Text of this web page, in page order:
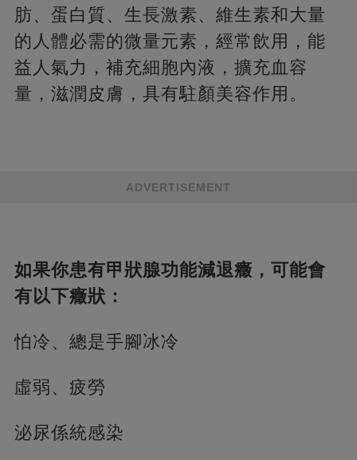
肪、蛋白質、生長激素、維生素和大量
的人體必需的微量元素，經常飲用，能
益人氣力，補充細胞內液，擴充血容
量，滋潤皮膚，具有駐顏美容作用。
ADVERTISEMENT
如果你患有甲狀腺功能減退癥，可能會
有以下癥狀：
怕冷、總是手腳冰冷
虛弱、疲勞
泌尿係統感染